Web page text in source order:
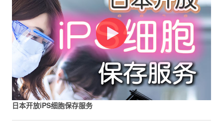
日本开放iPS细胞保存服务